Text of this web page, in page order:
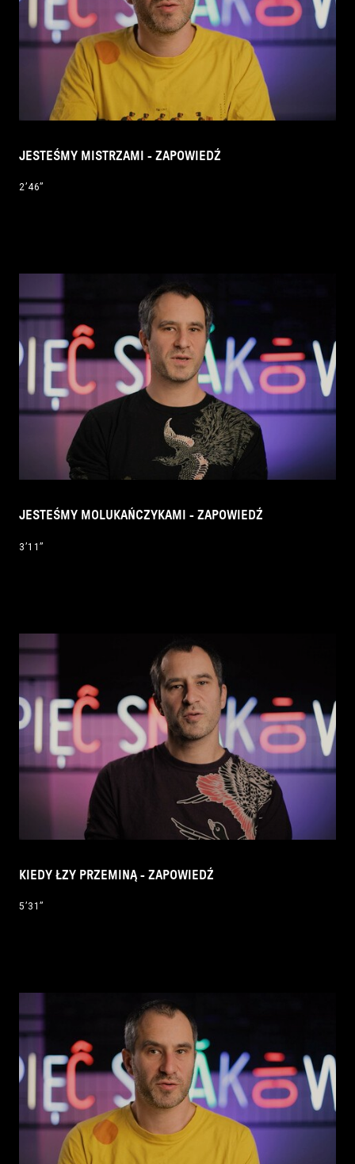
JESTEŚMY MISTRZAMI - ZAPOWIEDŹ
2’46’’
JESTEŚMY MOLUKAŃCZYKAMI - ZAPOWIEDŹ
3’11’’
KIEDY ŁZY PRZEMINĄ - ZAPOWIEDŹ
5’31’’